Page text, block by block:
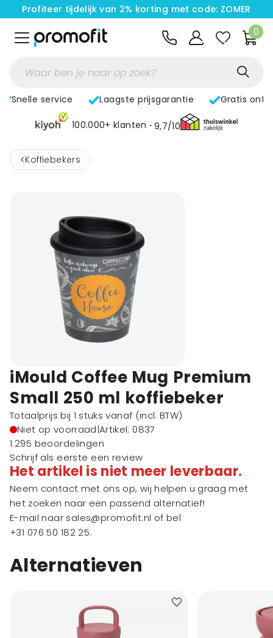
Profiteer tijdelijk van 2% korting met code: ZOMER
0
Snelle service Laagste prijsgarantie Gratis
100.000+ klanten 9,7/10
< Koffiebekers
iMould Coffee Mug Premium
Small 250 ml koffiebeker
Totaalprijs bij 1 stuks vanaf (incl. BTW)
Niet op voorraad|Artikel: 0837
1.295 beoordelingen
Schrijf als eerste een review
Het artikel is niet meer leverbaar.
Neem contact met ons op, wij helpen u graag met
het zoeken naar een passend alternatief!
E-mail naar sales@promofit.nl of bel
+31 076 50 182 25.
Alternatieven